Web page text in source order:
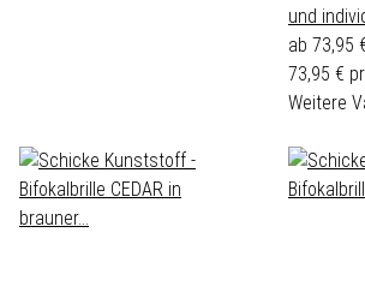
und
ab 73,95
73,95 €
Weitere